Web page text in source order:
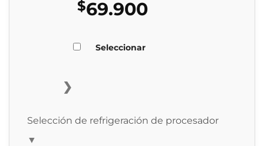
$69.900
Seleccionar
❯
Selección de refrigeración de procesador
▼